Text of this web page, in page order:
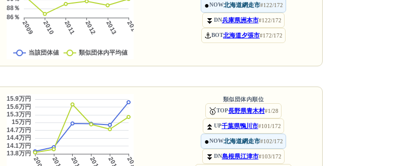
●NOW北海道網走市#122/172
⏬ DN兵庫県洲本市#122/172
⚓BOT北海道夕張市#172/172
類似団体内順位
🥇TOP長野県青木村#1/28
⏫ UP千葉県鴨川市#101/172
●NOW北海道網走市#102/172
⏬ DN島根県江津市#103/172